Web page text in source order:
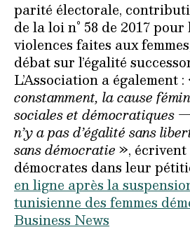
parité électorale,
de la loi n° 58 de 2017
violences faites aux
débat sur l’égalité
L’Association a également :
constamment, la cause
sociales et démocratiques
n’y a pas d’égalité sans
sans démocratie», écrivent
démocrates dans leur
en ligne après la
tunisienne des femmes
Business News